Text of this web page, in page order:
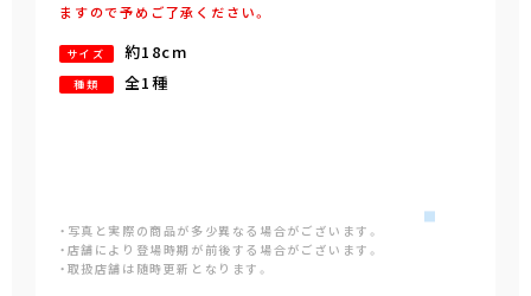
ますので予めご了承ください。
サイズ 約18cm
種類 全1種
・写真と実際の商品が多少異なる場合がございます。
・店舗により登場時期が前後する場合がございます。
・取扱店舗は随時更新となります。